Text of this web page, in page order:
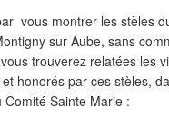
vous montrer les stèles
sur Aube, sans
trouverez relatées les
honorés par ces stèles,
Sainte Marie :